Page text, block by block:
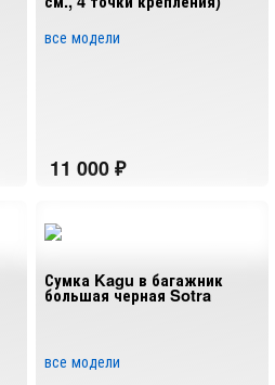
все модели
Сумка Kagu в багажник
большая черная Sotra
все модели